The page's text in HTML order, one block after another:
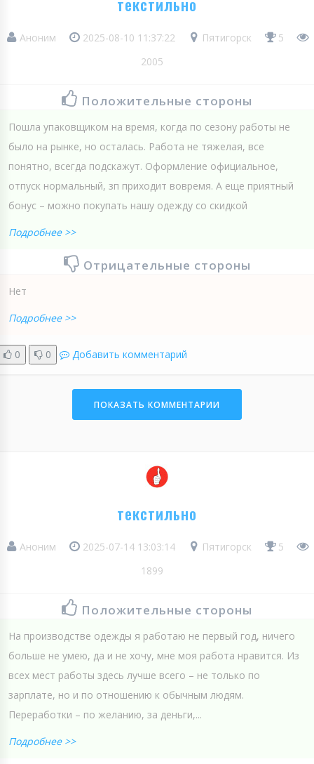
текстильно
Аноним 2025-08-10 11:37:22 Пятигорск
5
2005
Положительные стороны
Пошла упаковщиком на время, когда по сезону работы не
было на рынке, но осталась. Работа не тяжелая, все
понятно, всегда подскажут. Оформление официальное,
отпуск нормальный, зп приходит вовремя. А еще приятный
бонус – можно покупать нашу одежду со скидкой
Подробнее >>
Отрицательные стороны
Нет
Подробнее >>
0 0 Добавить комментарий
ПОКАЗАТЬ КОММЕНТАРИИ
текстильно
Аноним 2025-07-14 13:03:14 Пятигорск
5
1899
Положительные стороны
На производстве одежды я работаю не первый год, ничего
больше не умею, да и не хочу, мне моя работа нравится. Из
всех мест работы здесь лучше всего – не только по
зарплате, но и по отношению к обычным людям.
Переработки – по желанию, за деньги,...
Подробнее >>